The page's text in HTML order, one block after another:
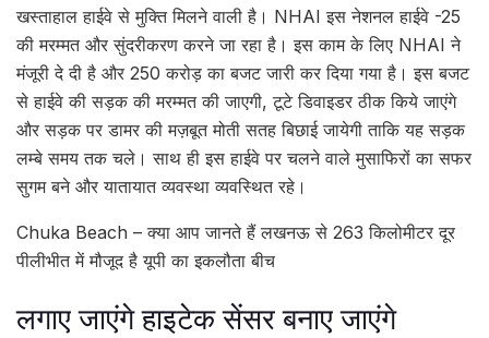
खस्ताहाल हाईवे से मुक्ति मिलने वाली है। NHAI इस नेशनल हाईवे -25
की मरम्मत और सुंदरीकरण करने जा रहा है। इस काम के लिए NHAI ने
मंजूरी दे दी है और 250 करोड़ का बजट जारी कर दिया गया है। इस बजट
से हाईवे की सड़क की मरम्मत की जाएगी, टूटे डिवाइडर ठीक किये जाएंगे
और सड़क पर डामर की मज़बूत मोती सतह बिछाई जायेगी ताकि यह सड़क
लम्बे समय तक चले। साथ ही इस हाईवे पर चलने वाले मुसाफिरों का सफर
सुगम बने और यातायात व्यवस्था व्यवस्थित रहे।
Chuka Beach – क्या आप जानते हैं लखनऊ से 263 किलोमीटर दूर
पीलीभीत में मौजूद है यूपी का इकलौता बीच
लगाए जाएंगे हाइटेक सेंसर बनाए जाएंगे